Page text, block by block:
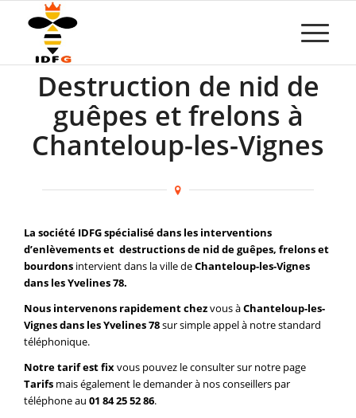
Destruction de nid de
guêpes et frelons à
Chanteloup-les-Vignes
La société IDFG spécialisé dans les interventions
d’enlèvements et destructions de nid de guêpes, frelons et
bourdons intervient dans la ville deChanteloup-les-Vignes
dans les Yvelines 78.
Nous intervenons rapidement chezvous àChanteloup-les-
Vignes dans les Yvelines 78sur simple appel à notre standard
téléphonique.
Notre tarif est fixvous pouvez le consulter sur notre page
Tarifs mais également le demander à nos conseillers par
téléphone au 01 84 25 52 86.